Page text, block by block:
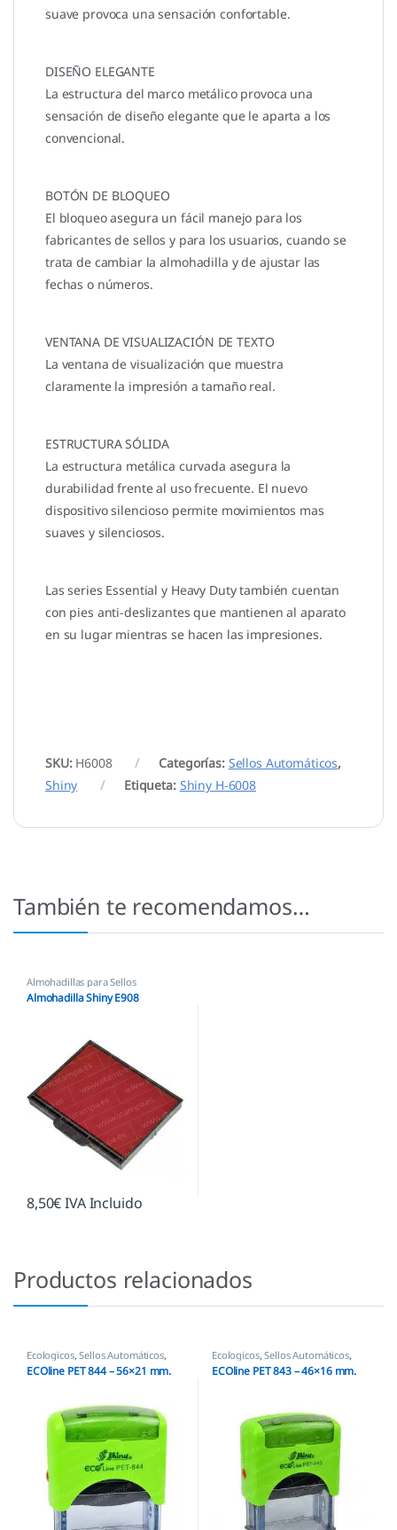
suave provoca una sensación confortable.
DISEÑO ELEGANTE
La estructura del marco metálico provoca una
sensación de diseño elegante que le aparta a los
convencional.
BOTÓN DE BLOQUEO
El bloqueo asegura un fácil manejo para los
fabricantes de sellos y para los usuarios, cuando se
trata de cambiar la almohadilla y de ajustar las
fechas o números.
VENTANA DE VISUALIZACIÓN DE TEXTO
La ventana de visualización que muestra
claramente la impresión a tamaño real.
ESTRUCTURA SÓLIDA
La estructura metálica curvada asegura la
durabilidad frente al uso frecuente. El nuevo
dispositivo silencioso permite movimientos mas
suaves y silenciosos.
Las series Essential y Heavy Duty también cuentan
con pies anti-deslizantes que mantienen al aparato
en su lugar mientras se hacen las impresiones.
SKU: H6008 Categorías: Sellos Automáticos,
Shiny
Etiqueta: Shiny H-6008
También te recomendamos…
Almohadillas para Sellos
Automáticos ,Almohadillas Shiny
Almohadilla Shiny E908
8,50€IVA Incluido
Productos relacionados
Ecologicos,Sellos Automáticos,
Shiny
ECOline PET 844 – 56×21 mm.
Ecologicos,Sellos Automáticos,
Shiny
ECOline PET 843 – 46×16 mm.